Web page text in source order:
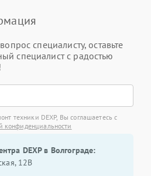
специалисту, оставьте
специалист с радостью
техники DEXP, Вы соглашаетесь с
конфиденциальности
DEXP в Волгограде:
12В